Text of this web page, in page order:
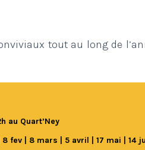
tout au long de
au Quart’Ney
8 fev | 8 mars | 5 avril | 17 mai | 14